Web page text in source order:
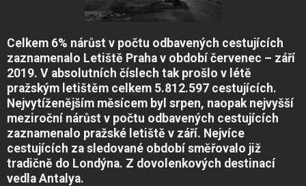
Celkem 6% nárůst v počtu odbavených cestujících
zaznamenalo Letiště Praha v období červenec – září
2019. V absolutních číslech tak prošlo v létě
pražským letištěm celkem 5.812.597 cestujících.
Nejvytíženějším měsícem byl srpen, naopak nejvyšší
meziroční nárůst v počtu odbavených cestujících
zaznamenalo pražské letiště v září. Nejvíce
cestujících za sledované období směřovalo již
tradičně do Londýna. Z dovolenkových destinací
vedla Antalya.